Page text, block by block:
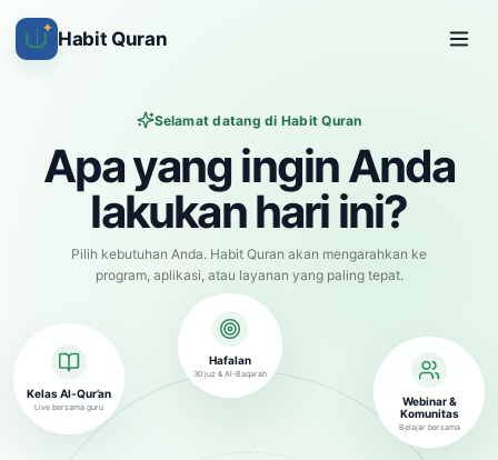
✦ Habit Quran
Selamat datang di Habit Quran
Apa yang ingin Anda
lakukan hari ini?
Pilih kebutuhan Anda. Habit Quran akan mengarahkan ke
program, aplikasi, atau layanan yang paling tepat.
Kelas Al-Qur’an
Live bersama guru
Hafalan
30 juz & Al-Baqarah
Webinar &
Komunitas
Belajar bersama